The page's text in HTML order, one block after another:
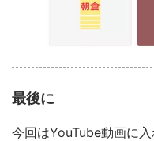
最後に
今回はYouTube動画に